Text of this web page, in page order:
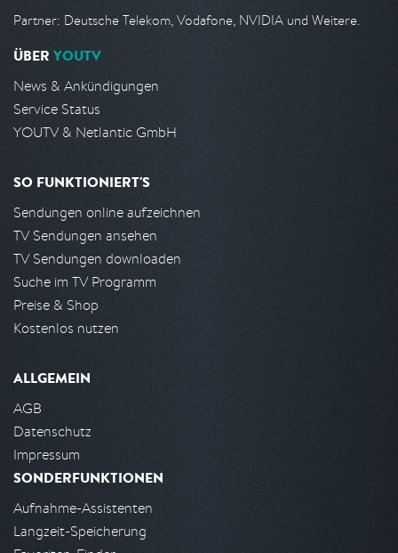
Partner: Deutsche Telekom, Vodafone, NVIDIA und Weitere.
ÜBER YOUTV
News & Ankündigungen
Service Status
YOUTV & Netlantic GmbH
SO FUNKTIONIERT'S
Sendungen online aufzeichnen
TV Sendungen ansehen
TV Sendungen downloaden
Suche im TV Programm
Preise & Shop
Kostenlos nutzen
ALLGEMEIN
AGB
Datenschutz
Impressum
SONDERFUNKTIONEN
Aufnahme-Assistenten
Langzeit-Speicherung